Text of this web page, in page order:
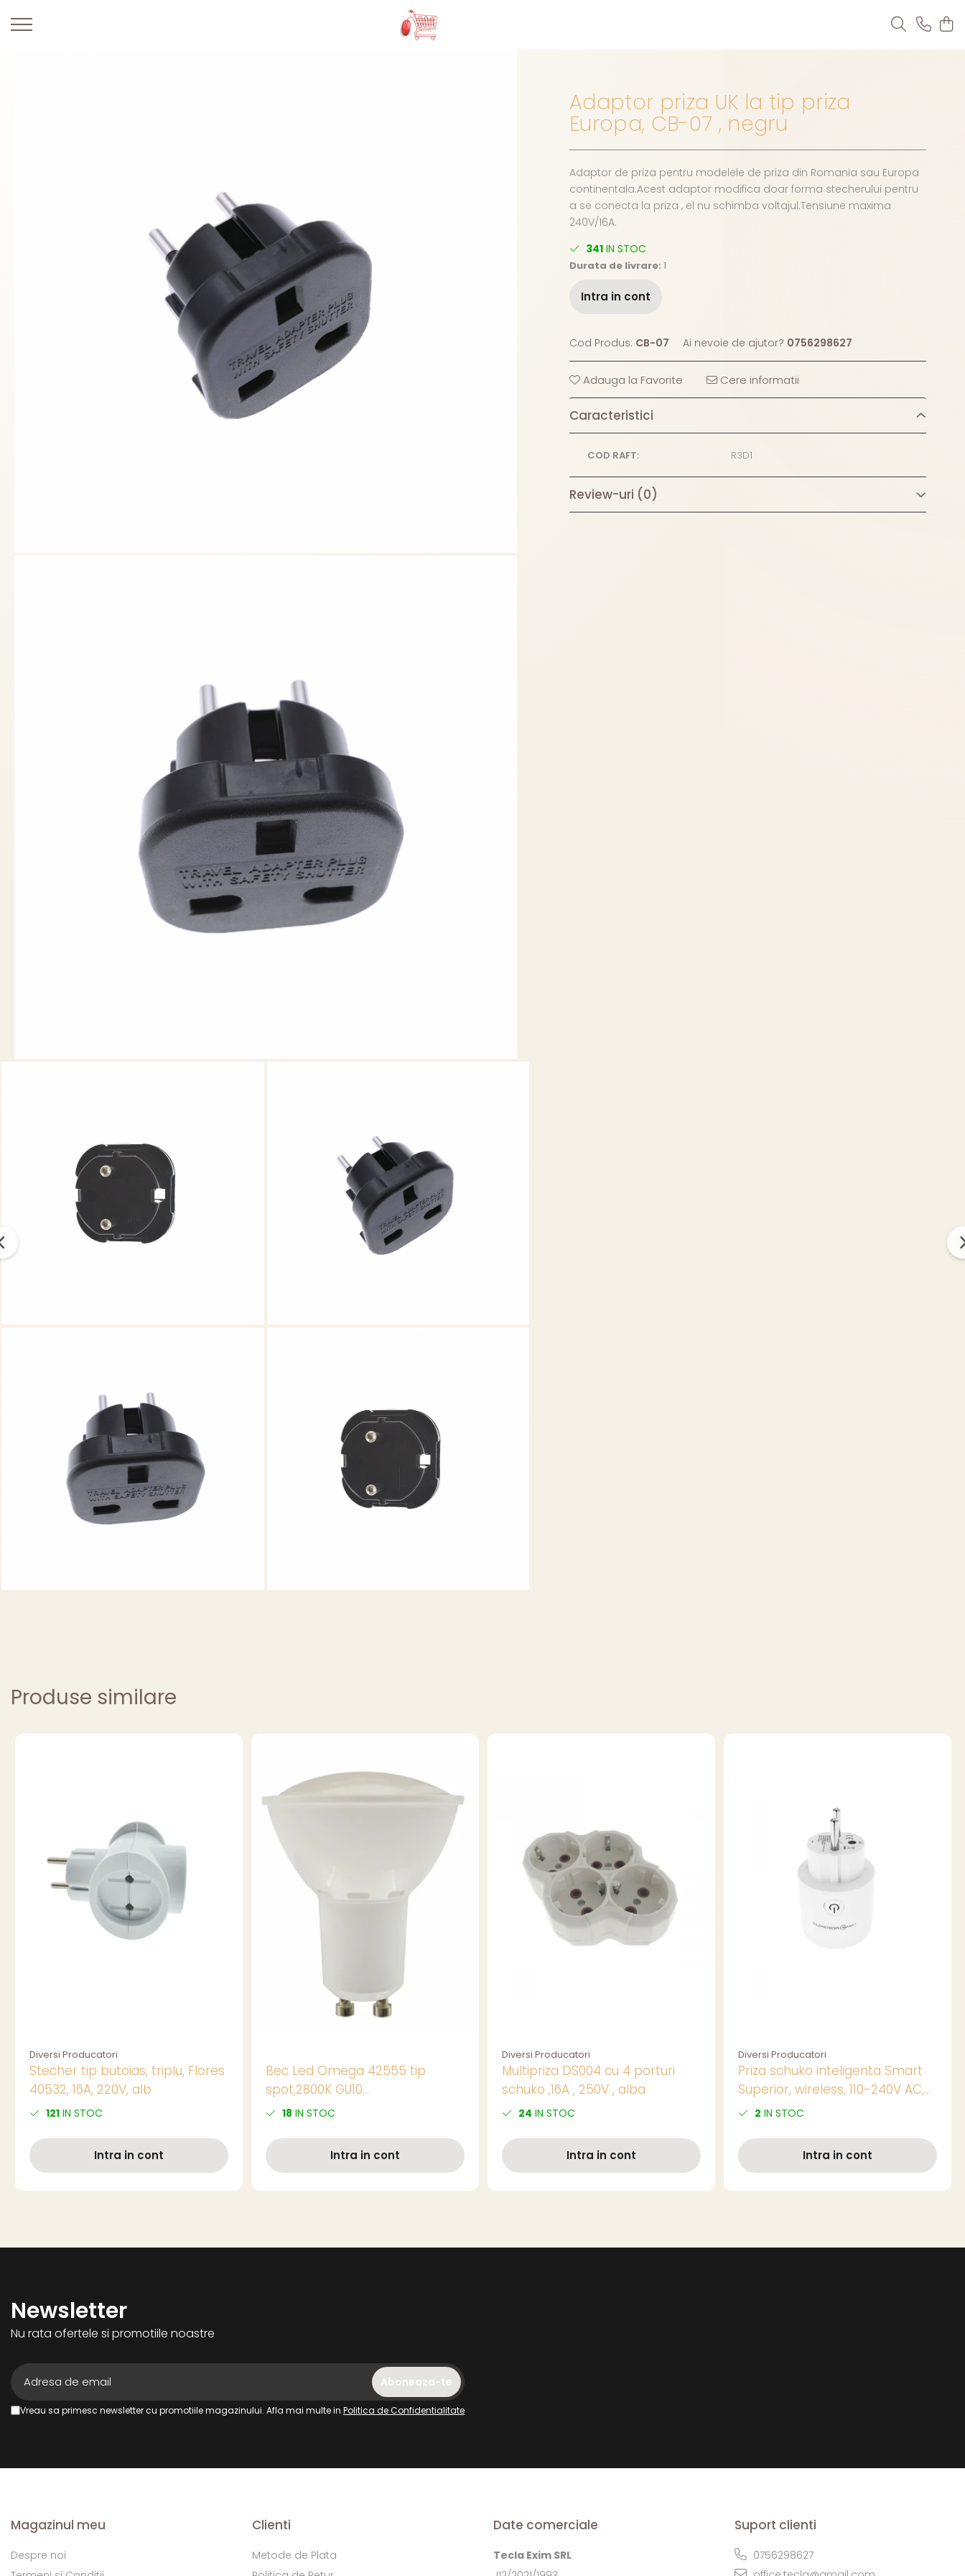
Adaptor priza UK la tip priza
Europa, CB-07 , negru
Adaptor de priza pentru modelele de priza din Romania sau Europa
continentala.Acest adaptor modifica doar forma stecherului pentru
a se conecta la priza , el nu schimba voltajul.Tensiune maxima
240V/16A.
341IN STOC
Durata de livrare: 1
Intra in cont
Cod Produs: CB-07 Ai nevoie de ajutor? 0756298627
Adauga la Favorite Cere informatii
Caracteristici
COD RAFT: R3D1
Review-uri (0)
Produse similare
Diversi Producatori
Stecher tip butoias, triplu, Flores
40532, 16A, 220V, alb
121 IN STOC
Intra in cont
Bec Led Omega 42555 tip
spot,2800K GU10
6W,400lm,lumina calda
18 IN STOC
Intra in cont
Diversi Producatori
Multipriza DS004 cu 4 porturi
schuko ,16A , 250V , alba
24 IN STOC
Intra in cont
Diversi Producatori
Priza schuko inteligenta Smart
Superior, wireless, 110-240V AC,
16A, 50/60 Hz, alba
2 IN STOC
Intra in cont
Newsletter
Nu rata ofertele si promotiile noastre
Vreau sa primesc newsletter cu promotiile magazinului. Afla mai multe in Politica de Confidentialitate
Magazinul meu
Despre noi
Clienti
Metode de Plata
Date comerciale
Tecla Exim SRL
Suport clienti
0756298627